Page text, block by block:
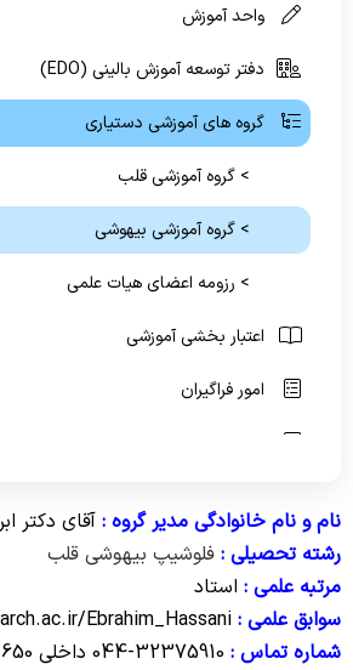
راهنمای مراجعین
منشور حقوق بیمار
مراحل پذیرش بیماران
بیمه های طرف قرارداد
راهنمای طبقات
راهنمای دریافت نوبت از درمانگاه
واحد آموزش
دفتر توسعه آموزش بالینی (EDO)
گروه های آموزشی دستیاری
> گروه آموزشی قلب
> گروه آموزشی بیهوشی
> رزومه اعضای هیات علمی
اعتبار بخشی آموزشی
امور فراگیران
منابع درسی آزمون دوره فلوشیپ 1405
نام و نام خانوادگی مدیر گروه : آقای دکتر
رشته تحصیلی : فلوشیپ بیهوشی قلب
مرتبه علمی : استاد
سوابق علمی : Ebrahim_Hassani
شماره تماس : 32375910-044 داخلی 650